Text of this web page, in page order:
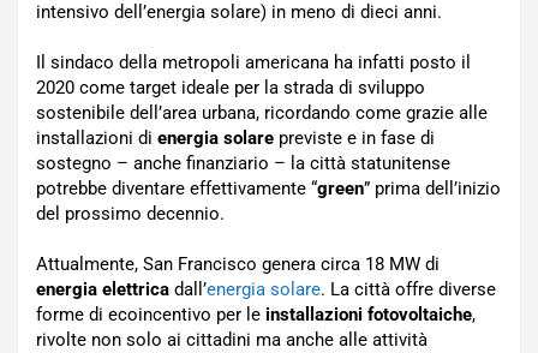
intensivo dell’energia solare) in meno di dieci anni.
Il sindaco della metropoli americana ha infatti posto il
2020 come target ideale per la strada di sviluppo
sostenibile dell’area urbana, ricordando come grazie alle
installazioni di energia solare previste e in fase di
sostegno – anche finanziario – la città statunitense
potrebbe diventare effettivamente “green” prima dell’inizio
del prossimo decennio.
Attualmente, San Francisco genera circa 18 MW di
energia elettrica dall’energia solare. La città offre diverse
forme di ecoincentivo per le installazioni fotovoltaiche,
rivolte non solo ai cittadini ma anche alle attività